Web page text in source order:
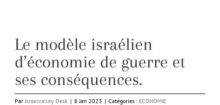
Le modèle israélien
d’économie de guerre et
ses conséquences.
Par Israelvalley Desk | 8 Jan 2023 | Catégories : ECONOMIE